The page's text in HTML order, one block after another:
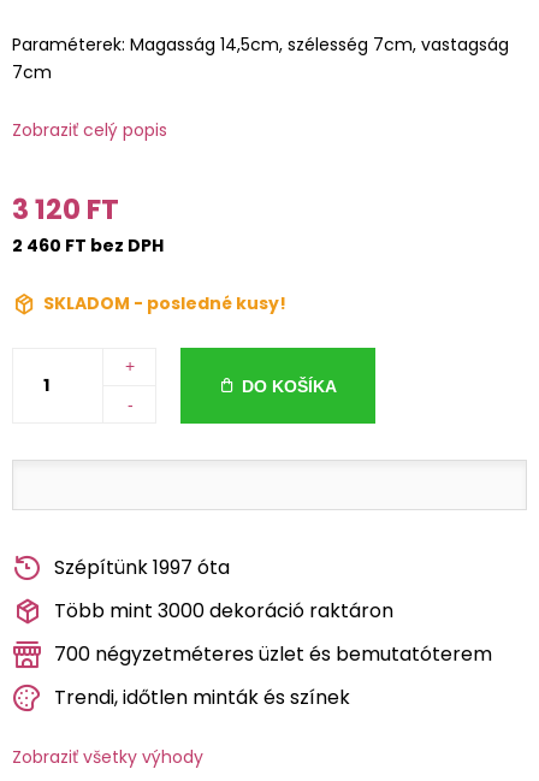
Paraméterek: Magasság 14,5cm, szélesség 7cm, vastagság
7cm
Zobraziť celý popis
3 120 FT
2 460 FT bez DPH
SKLADOM - posledné kusy!
+
-
DO KOŠÍKA
Szépítünk 1997 óta
Több mint 3000 dekoráció raktáron
700 négyzetméteres üzlet és bemutatóterem
Trendi, időtlen minták és színek
Zobraziť všetky výhody